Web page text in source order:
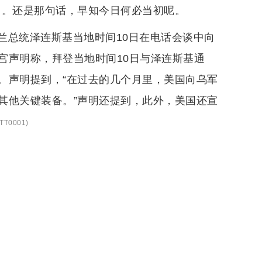
还是那句话，早知今日何必当初呢。
总统泽连斯基当地时间10日在电话会谈中向
声明称，拜登当地时间10日与泽连斯基通
明提到，“在过去的几个月里，美国向乌军
关键装备。”声明还提到，此外，美国还宣
)